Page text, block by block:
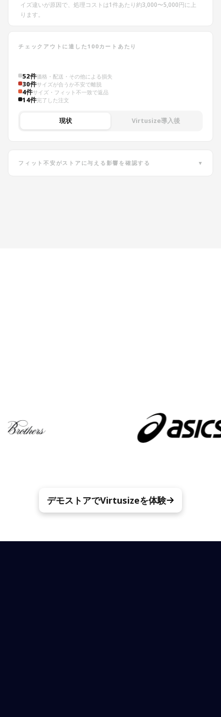
イズ違いが原因で、処理コストは1件あたり約3,000〜5,000円に上
ります。
チェックアウトに達した100カートあたり
52件価格・配送・その他による損失
30件サイズが合うか不安で離脱
4件サイズ・フィット不一致で返品
14件完了した注文
現状 Virtusize導入後
フィット不安がストアに与える影響を確認する ▾
デモストアでVirtusizeを体験